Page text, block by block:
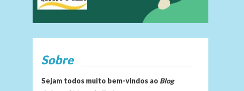
Sobre
Sejam todos muito bem-vindos ao Blog